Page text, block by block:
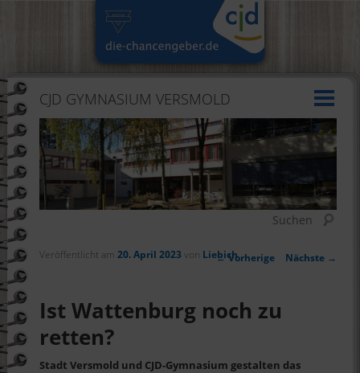
CJD GYMNASIUM VERSMOLD
Artikelnavigation
←Vorherige Nächste →
Ist Wattenburg noch zu
retten?
Veröffentlicht am 20. April 2023von Liebich
Stadt Versmold und CJD-Gymnasium gestalten das